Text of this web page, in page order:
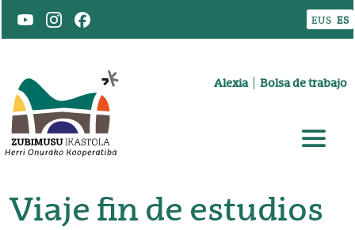
Pasar al contenido principal
EUS ES
Goiburuko menua Alexia Bolsa de trabajo
Viaje fin de estudios